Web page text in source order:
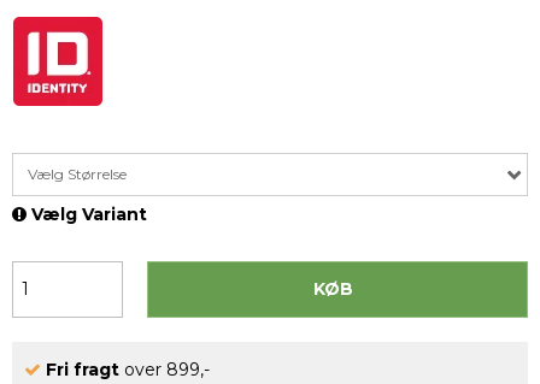
Vælg Størrelse
Vælg Variant
KØB
Fri fragt over 899,-